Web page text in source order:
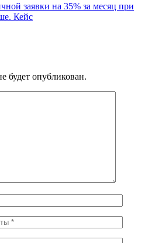
заявки на 35% за месяц при
Кейс
будет опубликован.